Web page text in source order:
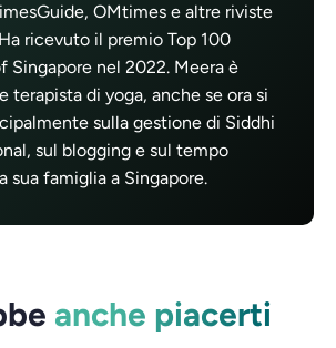
OMtimes e altre riviste
ricevuto il premio Top 100
Singapore nel 2022. Meera è
terapista di yoga, anche se ora si
sulla gestione di Siddhi
sul blogging e sul tempo
sua famiglia a Singapore.
anche piacerti